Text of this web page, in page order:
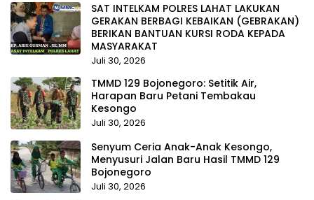
SAT INTELKAM POLRES LAHAT LAKUKAN
GERAKAN BERBAGI KEBAIKAN (GEBRAKAN)
BERIKAN BANTUAN KURSI RODA KEPADA
MASYARAKAT
Juli 30, 2026
TMMD 129 Bojonegoro: Setitik Air,
Harapan Baru Petani Tembakau
Kesongo
Juli 30, 2026
Senyum Ceria Anak-Anak Kesongo,
Menyusuri Jalan Baru Hasil TMMD 129
Bojonegoro
Juli 30, 2026